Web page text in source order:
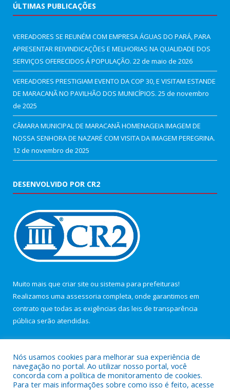
ÚLTIMAS PUBLICAÇÕES
VEREADORES SE REUNÉM COM EMPRESA ÁGUAS DO PARÁ, PARA
APRESENTAR REIVINDICAÇÕES E MELHORIAS NA QUALIDADE DOS
SERVIÇOS OFERECIDOS Á POPULAÇÃO. 22 de maio de 2026
VEREADORES PRESTIGIAM EVENTO DA COP 30, E VISITAM ESTANDE
DE MARACANÃ NO PAVILHÃO DOS MUNICÍPIOS. 25 de novembro
de 2025
CÂMARA MUNICIPAL DE MARACANÃ HOMENAGEIA IMAGEM DE
NOSSA SENHORA DE NAZARÉ COM VISITA DA IMAGEM PEREGRINA.
12 de novembro de 2025
DESENVOLVIDO POR CR2
Muito mais que criar site ou sistema para prefeituras!
Realizamos uma assessoria completa, onde garantimos em
contrato que todas as exigências das leis de transparência
pública serão atendidas.
Nós usamos cookies para melhorar sua experiência de
navegação no portal. Ao utilizar nosso portal, você
concorda com a política de monitoramento de cookies.
Para ter mais informações sobre como isso é feito, acesse